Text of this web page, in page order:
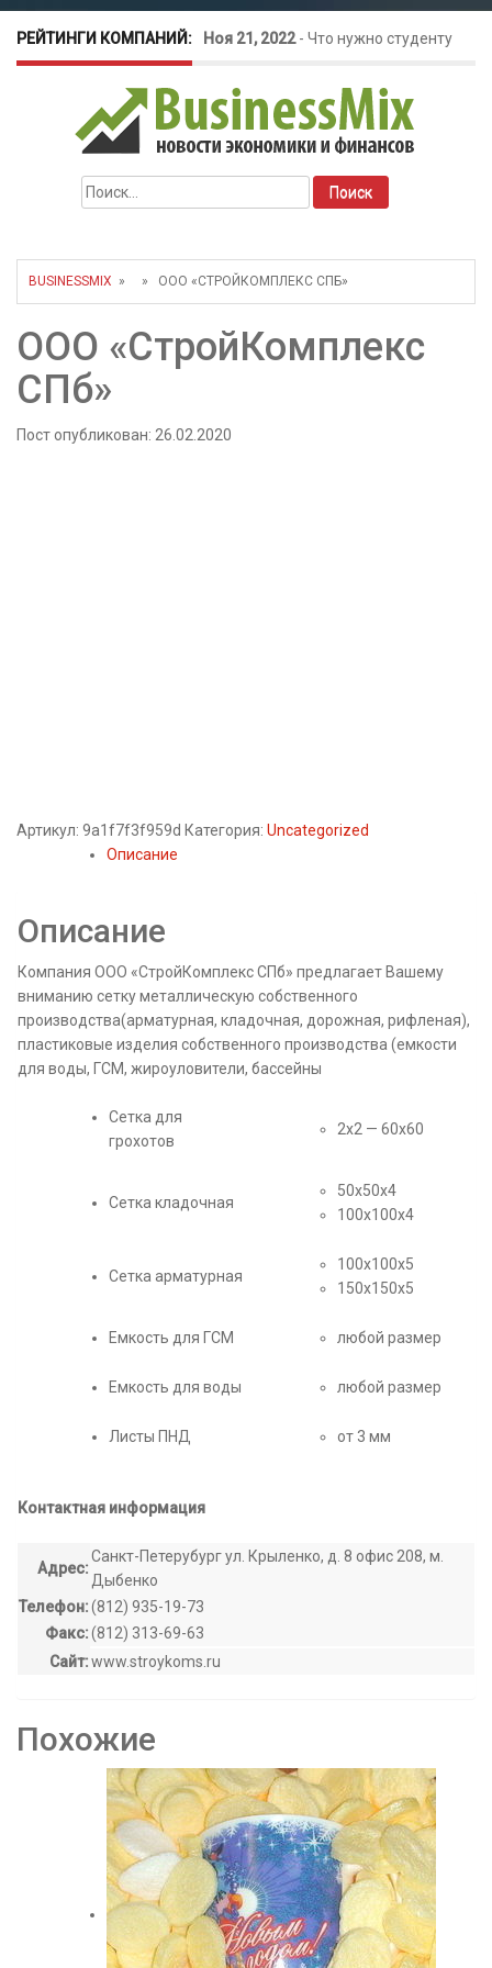
РЕЙТИНГИ КОМПАНИЙ: Ноя 21, 2022- Что нужно студенту
для открытия бизнеса?
Окт 26, 2022-Телефония для
amoCRM: лучшие инструменты для
бизнеса
Найти:
BUSINESSMIX » » ООО «СТРОЙКОМПЛЕКС СПБ»
ООО «СтройКомплекс
СПб»
Пост опубликован: 26.02.2020
Артикул: 9a1f7f3f959d Категория: Uncategorized
Описание
Описание
Компания ООО «СтройКомплекс СПб» предлагает Вашему
вниманию сетку металлическую собственного
производства(арматурная, кладочная, дорожная, рифленая),
пластиковые изделия собственного производства (емкости
для воды, ГСМ, жироуловители, бассейны
Сетка для
грохотов
2х2 — 60х60
Сетка кладочная
50х50х4
100х100х4
Сетка арматурная
100х100х5
150х150х5
Емкость для ГСМ любой размер
Емкость для воды любой размер
Листы ПНД от 3 мм
Контактная информация
Адрес:
Санкт-Петерубург ул. Крыленко, д. 8 офис 208, м.
Дыбенко
Телефон:(812) 935-19-73
Факс:(812) 313-69-63
Сайт:www.stroykoms.ru
Похожие